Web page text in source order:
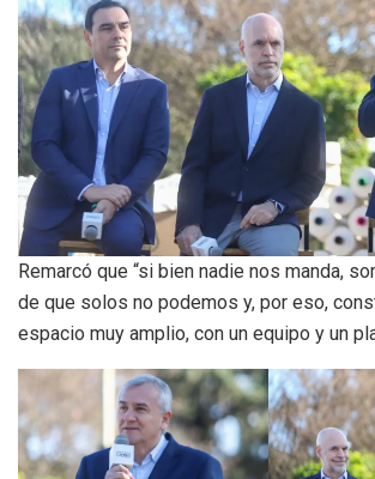
Remarcó que “si bien nadie nos manda,
de que solos no podemos y, por eso,
espacio muy amplio, con un equipo y un